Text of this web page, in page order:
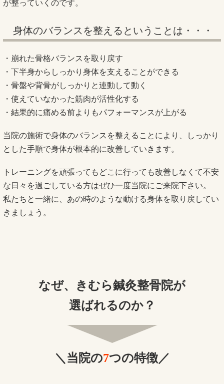
が整っていくのです。
身体のバランスを整えるということは・・・
・崩れた骨格バランスを取り戻す
・下半身からしっかり身体を支えることができる
・骨盤や背骨がしっかりと連動して動く
・使えていなかった筋肉が活性化する
・結果的に痛める前よりもパフォーマンスが上がる
当院の施術で身体のバランスを整えることにより、しっかり
とした手順で身体が根本的に改善していきます。
トレーニングを頑張ってもどこに行っても改善しなくて不安
な日々を過ごしている方はぜひ一度当院にご来院下さい。
私たちと一緒に、あの時のような動ける身体を取り戻してい
きましょう。
なぜ、きむら鍼灸整骨院が
選ばれるのか？
＼当院の7つの特徴／